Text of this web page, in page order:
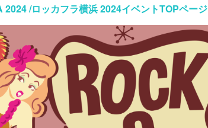
/ロッカフラ横浜 2024イベントTOPページ